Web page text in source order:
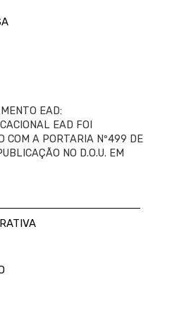
EAD:
EAD FOI
COM A PORTARIA Nº499 DE
NO D.O.U. EM